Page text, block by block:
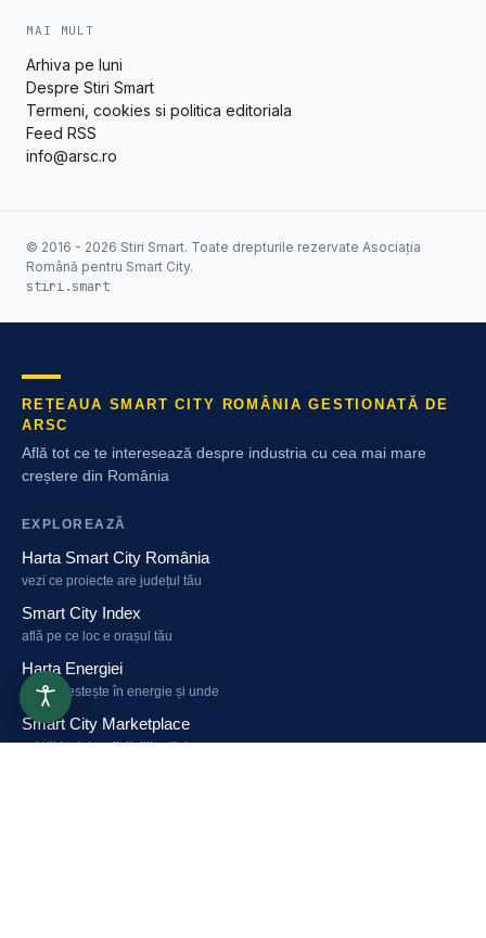
MAI MULT
Arhiva pe luni
Despre Stiri Smart
Termeni, cookies si politica editoriala
Feed RSS
info@arsc.ro
© 2016 - 2026 Stiri Smart. Toate drepturile rezervate Asociația
Română pentru Smart City.
stiri.smart
REȚEAUA SMART CITY ROMÂNIA GESTIONATĂ DE
ARSC
Află tot ce te interesează despre industria cu cea mai mare
creștere din România
EXPLOREAZĂ
Harta Smart City România
vezi ce proiecte are județul tău
Smart City Index
află pe ce loc e orașul tău
Harta Energiei
cine investește în energie și unde
Smart City Marketplace
soluții testate + licitațiile zilei